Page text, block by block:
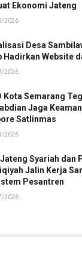
Ekonomi Jateng
2026
Desa
Hadirkan Website
2026
Kota Semarang
Jaga
Satlinmas
2026
Jateng Syariah dan
Jalin Kerja
Pesantren
2026